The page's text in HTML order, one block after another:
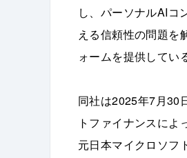
し、パーソナルAIコ
える信頼性の問題を
ォームを提供している
同社は2025年7月30
トファイナンスによ
元日本マイクロソフ